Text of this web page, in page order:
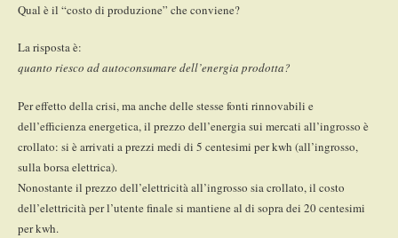
Qual è il “costo di produzione” che conviene?
La risposta è:
quanto riesco ad autoconsumare dell’energia prodotta?
Per effetto della crisi, ma anche delle stesse fonti rinnovabili e
dell’efficienza energetica, il prezzo dell’energia sui mercati all’ingrosso è
crollato: si è arrivati a prezzi medi di 5 centesimi per kwh (all’ingrosso,
sulla borsa elettrica).
Nonostante il prezzo dell’elettricità all’ingrosso sia crollato, il costo
dell’elettricità per l’utente finale si mantiene al di sopra dei 20 centesimi
per kwh.